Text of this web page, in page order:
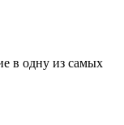
в одну из самых